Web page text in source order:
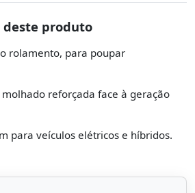
deste produto
rolamento, para poupar
reforçada face à geração
para veículos elétricos e híbridos.